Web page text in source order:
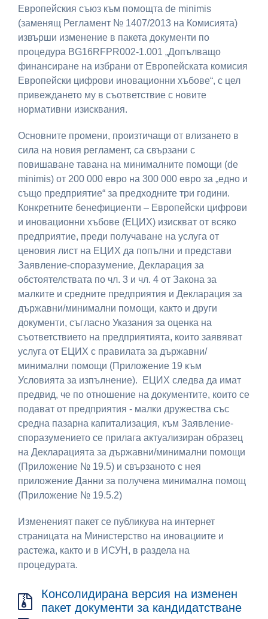
Европейския съюз към помощта de minimis
(заменящ Регламент № 1407/2013 на Комисията)
извърши изменение в пакета документи по
процедура BG16RFPR002-1.001 „Допълващо
финансиране на избрани от Европейската комисия
Европейски цифрови иновационни хъбове“, с цел
привеждането му в съответствие с новите
нормативни изисквания.
Основните промени, произтичащи от влизането в
сила на новия регламент, са свързани с
повишаване тавана на минималните помощи (de
minimis) от 200 000 евро на 300 000 евро за „едно и
също предприятие“ за предходните три години.
Конкретните бенефициенти – Европейски цифрови
и иновационни хъбове (ЕЦИХ) изискват от всяко
предприятие, преди получаване на услуга от
ценовия лист на ЕЦИХ да попълни и представи
Заявление-споразумение, Декларация за
обстоятелствата по чл. 3 и чл. 4 от Закона за
малките и средните предприятия и Декларация за
държавни/минимални помощи, както и други
документи, съгласно Указания за оценка на
съответствието на предприятията, които заявяват
услуга от ЕЦИХ с правилата за държавни/
минимални помощи (Приложение 19 към
Условията за изпълнение). ЕЦИХ следва да имат
предвид, че по отношение на документите, които се
подават от предприятия - малки дружества със
средна пазарна капитализация, към Заявление-
споразумението се прилага актуализиран образец
на Декларацията за държавни/минимални помощи
(Приложение № 19.5) и свързаното с нея
приложение Данни за получена минимална помощ
(Приложение № 19.5.2)
Измененият пакет се публикува на интернет
страницата на Министерство на иновациите и
растежа, както и в ИСУН, в раздела на
процедурата.
Консолидирана версия на изменен
пакет документи за кандидатстване